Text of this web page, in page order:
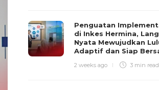
Penguatan
di Inkes Hermina,
Nyata Mewujudkan
Adaptif dan Siap
2 weeks ago 3 min read